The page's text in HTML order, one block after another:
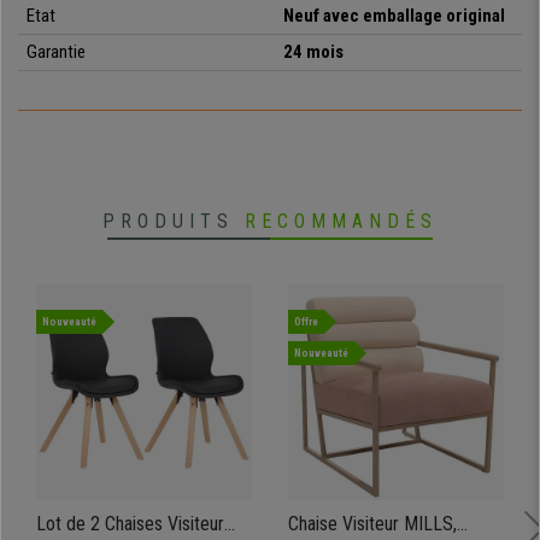
exceptionnelle, prix incroyables. N’hésitez plus, notremodèle
Assise et dossier en polypropylène
Pieds aspect bois
Etat
Neuf avec emballage original
Garantie
24 mois
PRODUITS RECOMMANDÉS
Nouveauté
Lot de 2 Chaises Visiteur
Offre
Nouveauté
Chaise Visiteur MILLS,